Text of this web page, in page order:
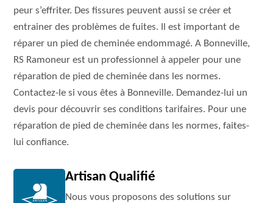
peur s’effriter. Des fissures peuvent aussi se créer et
entrainer des problèmes de fuites. Il est important de
réparer un pied de cheminée endommagé. A Bonneville,
RS Ramoneur est un professionnel à appeler pour une
réparation de pied de cheminée dans les normes.
Contactez-le si vous êtes à Bonneville. Demandez-lui un
devis pour découvrir ses conditions tarifaires. Pour une
réparation de pied de cheminée dans les normes, faites-
lui confiance.
Artisan Qualifié
Nous vous proposons des solutions sur